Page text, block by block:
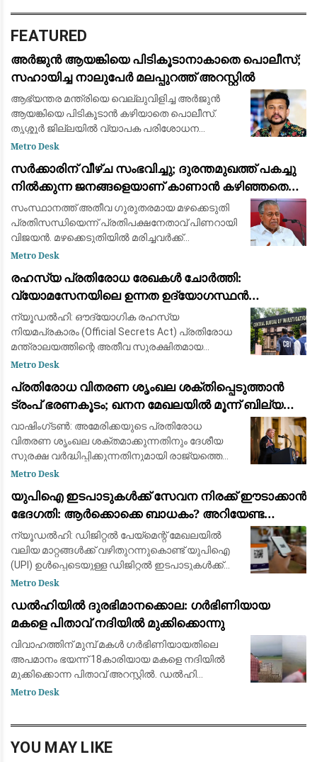
FEATURED
അർജുൻ ആയങ്കിയെ പിടികൂടാനാകാതെ പൊലീസ്;
സഹായിച്ച നാലുപേർ മലപ്പുറത്ത് അറസ്റ്റിൽ
ആഭ്യന്തര മന്ത്രിയെ വെല്ലുവിളിച്ച അർജുൻ
ആയങ്കിയെ പിടികൂടാൻ കഴിയാതെ പൊലീസ്.
തൃശ്ശൂർ ജില്ലയിൽ വ്യാപക പരിശോധന
തുടരുന്നതിനിടെ, മലപ്പുറത്ത് അർജുന് ഒളിവിൽ
ചെയ്തു. മു
Metro Desk
സർക്കാരിന് വീഴ്ച സംഭവിച്ചു; ദുരന്തമുഖത്ത് പകച്ചു
നിൽക്കുന്ന ജനങ്ങളെയാണ് കാണാൻ കഴിഞ്ഞതെന്ന്
പിണറായി വിജയൻ
സംസ്ഥാനത്ത് അതീവ ഗുരുതരമായ മഴക്കെടുതി
പ്രതിസന്ധിയെന്ന് പ്രതിപക്ഷനേതാവ് പിണറായി
വിജയൻ. മഴക്കെടുതിയിൽ മരിച്ചവർക്ക്
ആദരാഞ്ജലികൾ. ദുരന്തമുഖത്ത് പകച്ചു
കഴിഞ്ഞതെന്ന് പ്രതിപക്ഷന
Metro Desk
രഹസ്യ പ്രതിരോധ രേഖകൾ ചോർത്തി:
വ്യോമസേനയിലെ ഉന്നത ഉദ്യോഗസ്ഥൻ
അറസ്റ്റിൽ
ന്യൂഡൽഹി: ഔദ്യോഗിക രഹസ്യ
നിയമപ്രകാരം (Official Secrets Act) പ്രതിരോധ
മന്ത്രാലയത്തിന്റെ അതീവ സുരക്ഷിതമായ
രേഖകൾ ചോർത്തിയ സംഭവത്തിൽ ഇന്ത്യൻ
അറസ്റ്റിലായി. രാജ്യസുരക
Metro Desk
പ്രതിരോധ വിതരണ ശൃംഖല ശക്തിപ്പെടുത്താൻ
ട്രംപ് ഭരണകൂടം; ഖനന മേഖലയിൽ മൂന്ന് ബില്യൺ
ഡോളറിന്റെ വൻ നിക്ഷേപം
വാഷിംഗ്ടൺ: അമേരിക്കയുടെ പ്രതിരോധ
വിതരണ ശൃംഖല ശക്തമാക്കുന്നതിനും ദേശീയ
സുരക്ഷ വർദ്ധിപ്പിക്കുന്നതിനുമായി രാജ്യത്തെ
നിർണായക ധാതു (Critical Minerals), ബാറ്ററി
25,000
Metro Desk
യുപിഐ ഇടപാടുകൾക്ക് സേവന നിരക്ക് ഈടാക്കാൻ
ഭേദഗതി: ആർക്കൊക്കെ ബാധകം? അറിയേണ്ട
വിവരങ്ങൾ
ന്യൂഡൽഹി: ഡിജിറ്റൽ പേയ്‌മെന്റ് മേഖലയിൽ
വലിയ മാറ്റങ്ങൾക്ക് വഴിതുറന്നുകൊണ്ട് യുപിഐ
(UPI) ഉൾപ്പെടെയുള്ള ഡിജിറ്റൽ ഇടപാടുകൾക്ക്
സേവന നിരക്കുകൾ ഈടാക്കാൻ ബാങ്കുകൾക്കും
Metro Desk
ഡൽഹിയിൽ ദുരഭിമാനക്കൊല: ഗർഭിണിയായ
മകളെ പിതാവ് നദിയിൽ മുക്കിക്കൊന്നു
വിവാഹത്തിന് മുമ്പ് മകൾ ഗർഭിണിയായതിലെ
അപമാനം ഭയന്ന് 18കാരിയായ മകളെ നദിയിൽ
മുക്കിക്കൊന്ന പിതാവ് അറസ്റ്റിൽ. ഡൽഹി
സ്വദേശിയായ ലഖ്പത് സിങ്ങാണ് മകളെ
Metro Desk
YOU MAY LIKE